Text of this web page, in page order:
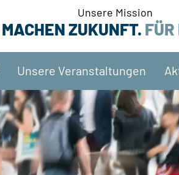
Unsere Mission
ZUKUNFT. FÜR
Unsere Veranstaltungen